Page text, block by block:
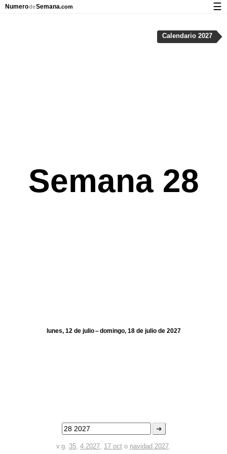
Semana 28
lunes, 12 de julio – domingo, 18 de julio de 2027
➜
v.g. 35, 4 2027, 17 oct o navidad 2027.
Calendario 2027
NumerodeSemana.com ☰